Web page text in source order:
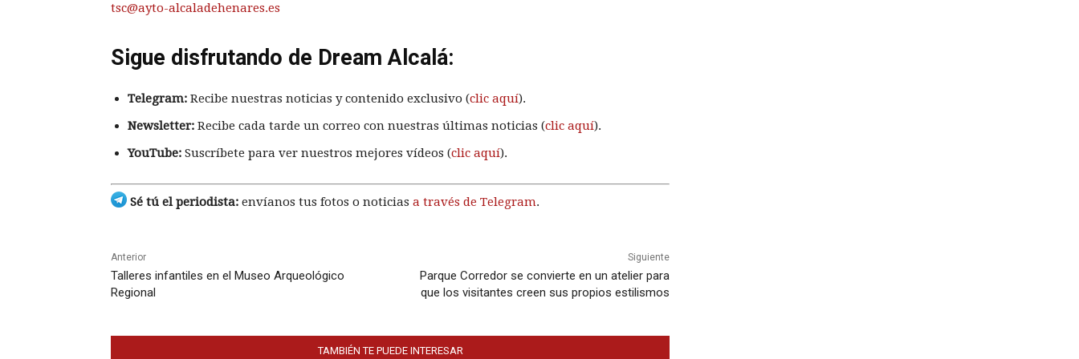
tsc@ayto-alcaladehenares.es
Sigue disfrutando de Dream Alcalá:
Telegram: Recibe nuestras noticias y contenido exclusivo (clic aquí).
Newsletter: Recibe cada tarde un correo con nuestras últimas noticias (clic aquí).
YouTube: Suscríbete para ver nuestros mejores vídeos (clic aquí).
Sé tú el periodista: envíanos tus fotos o noticias a través de Telegram.
Anterior
Talleres infantiles en el Museo Arqueológico
Regional
Siguiente
Parque Corredor se convierte en un atelier para
que los visitantes creen sus propios estilismos
TAMBIÉN TE PUEDE INTERESAR